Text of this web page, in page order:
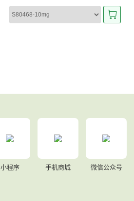
小程序 手机商城 微信公众号